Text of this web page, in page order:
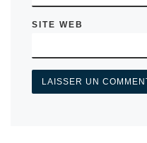
SITE WEB